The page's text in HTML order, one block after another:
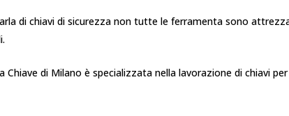
di chiavi di sicurezza non tutte le ferramenta sono
Chiave di Milano è specializzata nella lavorazione di chiavi